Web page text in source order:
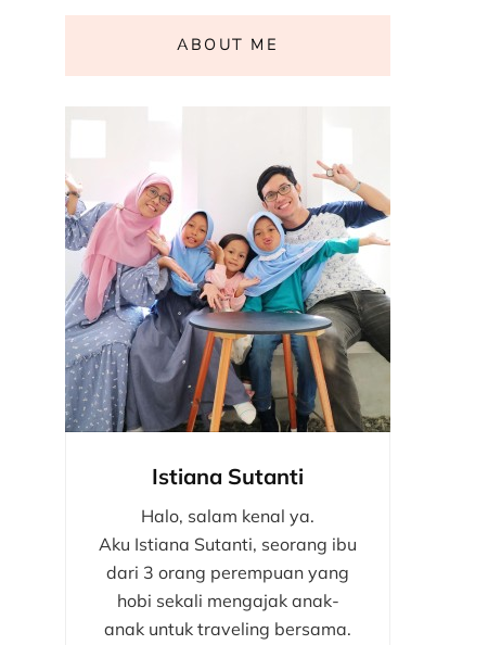
ABOUT ME
Istiana Sutanti
Halo, salam kenal ya.
Aku Istiana Sutanti, seorang ibu
dari 3 orang perempuan yang
hobi sekali mengajak anak-
anak untuk traveling bersama.